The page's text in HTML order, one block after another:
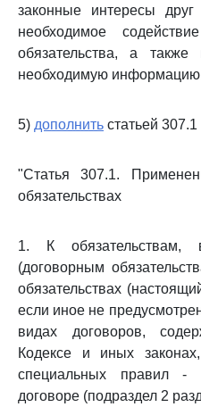
законные интересы
необходимое
обязательства, а также
необходимую
5) дополнить статьей
"Статья 307.1.
обязательствах
1. К обязательствам,
(договорным
обязательствах
если иное не
видах договоров,
Кодексе и иных
специальных правил
договоре (подраздел 2